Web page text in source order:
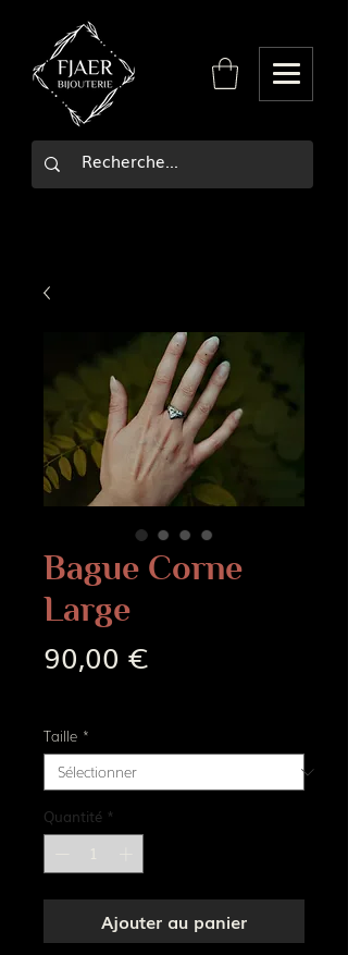
Bague Corne
Large
90,00 €
Taille *
Quantité *
Ajouter au panier